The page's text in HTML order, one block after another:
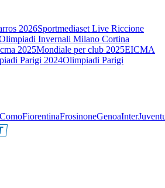
2026Sportmediaset Live Riccione
Invernali Milano Cortina
2025Mondiale per club 2025EICMA
Parigi 2024Olimpiadi Parigi
ComoFiorentinaFrosinoneGenoaInter